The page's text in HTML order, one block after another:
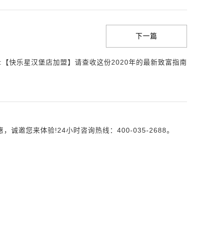
下一篇
【快乐星汉堡店加盟】请查收这份2020年的最新致富指南
诚邀您来体验!24小时咨询热线：400-035-2688。